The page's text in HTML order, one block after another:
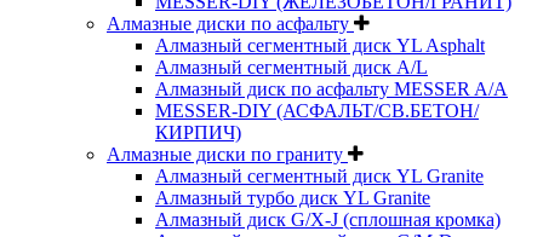
Алмазные диски по асфальту
Алмазный сегментный диск YL Asphalt
Алмазный сегментный диск A/L
Алмазный диск по асфальту MESSER A/A
MESSER-DIY (АСФАЛЬТ/СВ.БЕТОН/
КИРПИЧ)
Алмазные диски по граниту
Алмазный сегментный диск YL Granite
Алмазный турбо диск YL Granite
Алмазный диск G/X-J (сплошная кромка)